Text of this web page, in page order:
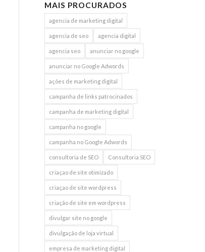
MAIS PROCURADOS
agencia de marketing digital
agencia de seo agencia digital
agencia seo anunciar no google
anunciar no Google Adwords
ações de marketing digital
campanha de links patrocinados
campanha de marketing digital
campanha no google
campanha no Google Adwords
consultoria de SEO Consultoria SEO
criaçao de site otimizado
criaçao de site wordpress
criação de site em wordpress
divulgar site no google
divulgação de loja virtual
empresa de marketing digital